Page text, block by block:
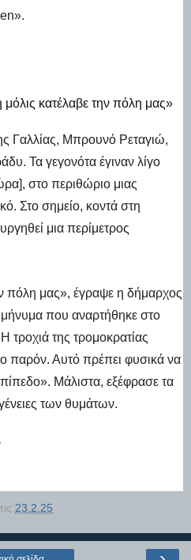
κατέλαβε την πόλη μας»
Γαλλίας, Μπρουνό Ρεταγιώ,
Τα γεγονότα έγιναν λίγο
στο περιθώριο μιας
Στο σημείο, κοντά στη
μια περίμετρος
πόλη μας», έγραψε η δήμαρχος
που αναρτήθηκε στο
της τρομοκρατίας
παρόν. Αυτό πρέπει φυσικά να
Μάλιστα, εξέφρασε τα
των θυμάτων.
23.2.25